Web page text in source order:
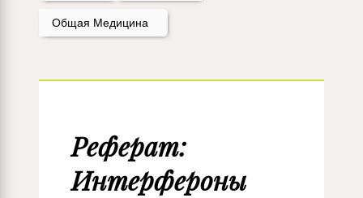
Общая Медицина
Реферат:
Интерфероны